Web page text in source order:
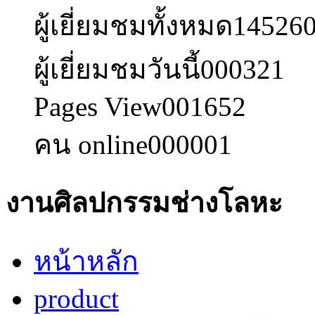
ผู้เยี่ยมชมทั้งหมด
ผู้เยี่ยมชมวันนี้000321
Pages View001652
คน online000001
งานศิลปกรรมช่างโลหะ
หน้าหลัก
product